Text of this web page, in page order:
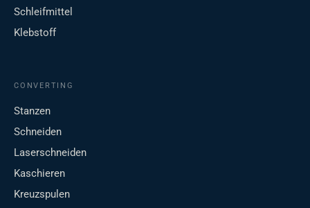
Schleifmittel
Klebstoff
CONVERTING
Stanzen
Schneiden
Laserschneiden
Kaschieren
Kreuzspulen